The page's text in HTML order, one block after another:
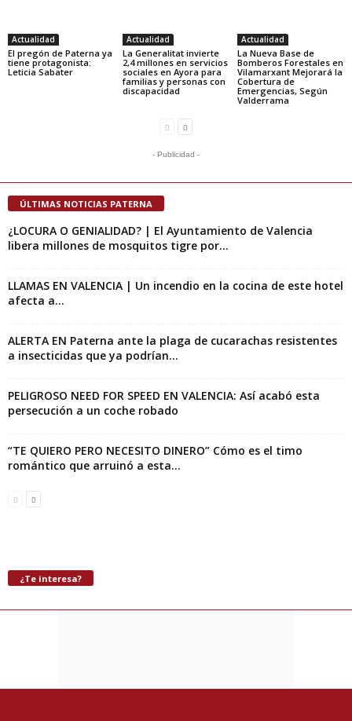
Actualidad
El pregón de Paterna ya
tiene protagonista:
Leticia Sabater
Actualidad
La Generalitat invierte
2,4 millones en servicios
sociales en Ayora para
familias y personas con
discapacidad
Actualidad
La Nueva Base de
Bomberos Forestales en
Vilamarxant Mejorará la
Cobertura de
Emergencias, Según
Valderrama
- Publicidad -
ÚLTIMAS NOTICIAS PATERNA
¿LOCURA O GENIALIDAD? | El Ayuntamiento de Valencia
libera millones de mosquitos tigre por...
LLAMAS EN VALENCIA | Un incendio en la cocina de este hotel
afecta a...
ALERTA EN Paterna ante la plaga de cucarachas resistentes
a insecticidas que ya podrían...
PELIGROSO NEED FOR SPEED EN VALENCIA: Así acabó esta
persecución a un coche robado
“TE QUIERO PERO NECESITO DINERO” Cómo es el timo
romántico que arruinó a esta...
¿Te interesa?